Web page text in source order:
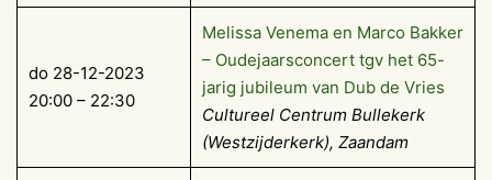
do 28-12-2023
20:00 – 22:30
Melissa Venema en Marco Bakker
– Oudejaarsconcert tgv het 65-
jarig jubileum van Dub de Vries
Cultureel Centrum Bullekerk
(Westzijderkerk), Zaandam